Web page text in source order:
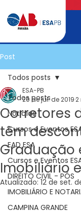
Post
Todos posts
Noticías
Cursos e Eventos
EAD ESA
Cursos e Eventos
DIREITO CIVIL - PÓS
IMOBILIÁRIO E
CAMPINA GRANDE
Todos posts
Corretores
têm
Graduação
Imobiliário
ESA-PB
20 de jul. de 20192
Atualizado: 12 de set.